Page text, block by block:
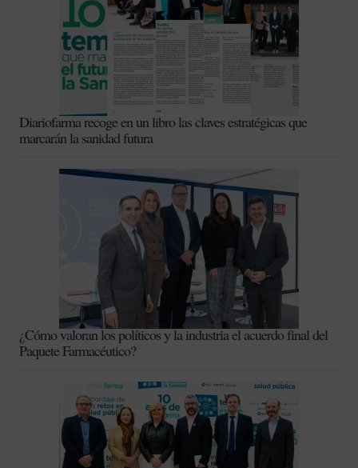
Diariofarma recoge en un libro las claves estratégicas que
marcarán la sanidad futura
¿Cómo valoran los políticos y la industria el acuerdo final del
Paquete Farmacéutico?